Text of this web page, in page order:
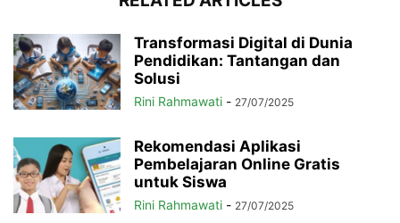
Transformasi Digital di Dunia
Pendidikan: Tantangan dan
Solusi
Rini Rahmawati - 27/07/2025
Rekomendasi Aplikasi
Pembelajaran Online Gratis
untuk Siswa
Rini Rahmawati - 27/07/2025